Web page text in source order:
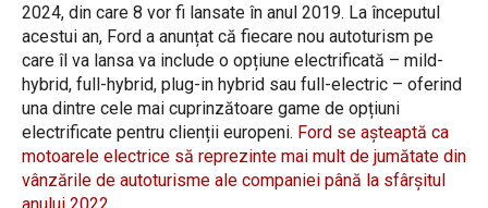
2024, din care 8 vor fi lansate în anul 2019. La începutul
acestui an, Ford a anunțat că fiecare nou autoturism pe
care îl va lansa va include o opțiune electrificată – mild-
hybrid, full-hybrid, plug-in hybrid sau full-electric – oferind
una dintre cele mai cuprinzătoare game de opțiuni
electrificate pentru clienții europeni. Ford se așteaptă ca
motoarele electrice să reprezinte mai mult de jumătate din
vânzările de autoturisme ale companiei până la sfârșitul